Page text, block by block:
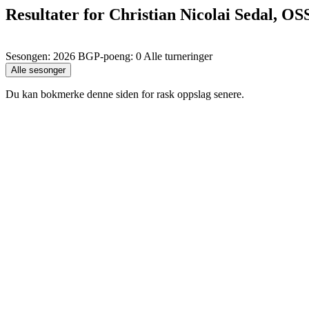
Resultater for Christian Nicolai Sedal,
Sesongen: 2026 BGP-poeng: 0 Alle turneringer
Du kan bokmerke denne siden for rask oppslag senere.